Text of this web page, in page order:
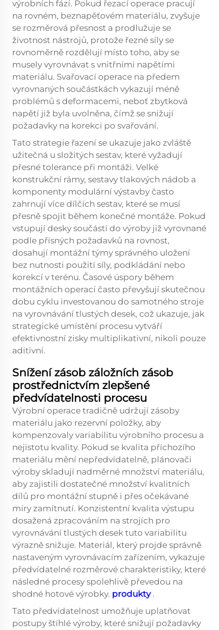
výrobních fází. Pokud řezací operace pracují
na rovném, beznapěťovém materiálu, zvyšuje
se rozměrová přesnost a prodlužuje se
životnost nástrojů, protože řezné síly se
rovnoměrně rozdělují místo toho, aby se
musely vyrovnávat s vnitřními napětími
materiálu. Svařovací operace na předem
vyrovnaných součástkách vykazují méně
problémů s deformacemi, neboť zbytková
napětí již byla uvolněna, čímž se snižují
požadavky na korekci po svařování.
Tato strategie řazení se ukazuje jako zvláště
užitečná u složitých sestav, které vyžadují
přesné tolerance při montáži. Velké
konstrukční rámy, sestavy tlakových nádob a
komponenty modulární výstavby často
zahrnují více dílčích sestav, které se musí
přesně spojit během konečné montáže. Pokud
vstupují desky součástí do výroby již vyrovnané
podle přísných požadavků na rovnost,
dosahují montážní týmy správného uložení
bez nutnosti použití síly, podkládání nebo
korekcí v terénu. Časové úspory během
montážních operací často převyšují skutečnou
dobu cyklu investovanou do samotného stroje
na vyrovnávání tlustých desek, což ukazuje, jak
strategické umístění procesu vytváří
efektivnostní zisky multiplikativní, nikoli pouze
aditivní.
Snížení zásob záložních zásob
prostřednictvím zlepšené
předvídatelnosti procesu
Výrobní operace tradičně udržují zásoby
materiálu jako rezervní položky, aby
kompenzovaly variabilitu výrobního procesu a
nejistotu kvality. Pokud se kvalita příchozího
materiálu mění nepředvídatelně, plánovači
výroby skladují nadměrné množství materiálu,
aby zajistili dostatečné množství kvalitních
dílů pro montážní stupně i přes očekávané
míry zamítnutí. Konzistentní kvalita výstupu
dosažená zpracováním na strojích pro
vyrovnávání tlustých desek tuto variabilitu
výrazně snižuje. Materiál, který projde správně
nastaveným vyrovnávacím zařízením, vykazuje
předvídatelné rozměrové charakteristiky, které
následné procesy spolehlivě převedou na
shodné hotové výrobky. produkty .
Tato předvídatelnost umožňuje uplatňovat
postupy štíhlé výroby, které snižují požadavky